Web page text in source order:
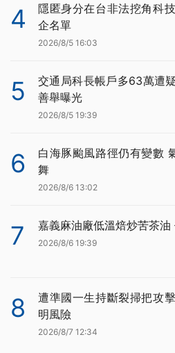
4
隱匿身分在台非法挖角科
企名單
2026/8/5 16:03
5
交通局科長帳戶多63萬遭
善舉曝光
2026/8/5 19:39
6
白海豚颱風路徑仍有變數
舞
2026/8/6 13:02
7 嘉義麻油廠低溫焙炒苦茶
2026/8/6 19:39
8
遭準國一生持斷裂掃把攻
明風險
2026/8/7 12:34